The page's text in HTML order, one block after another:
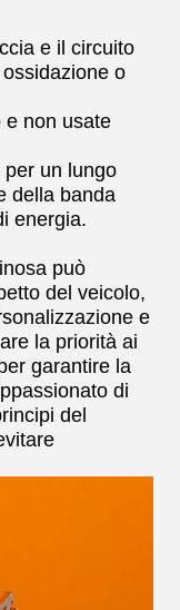
e il circuito
o
e non usate
un lungo
della banda
energia.
può
del veicolo,
e
la priorità ai
garantire la
di
del